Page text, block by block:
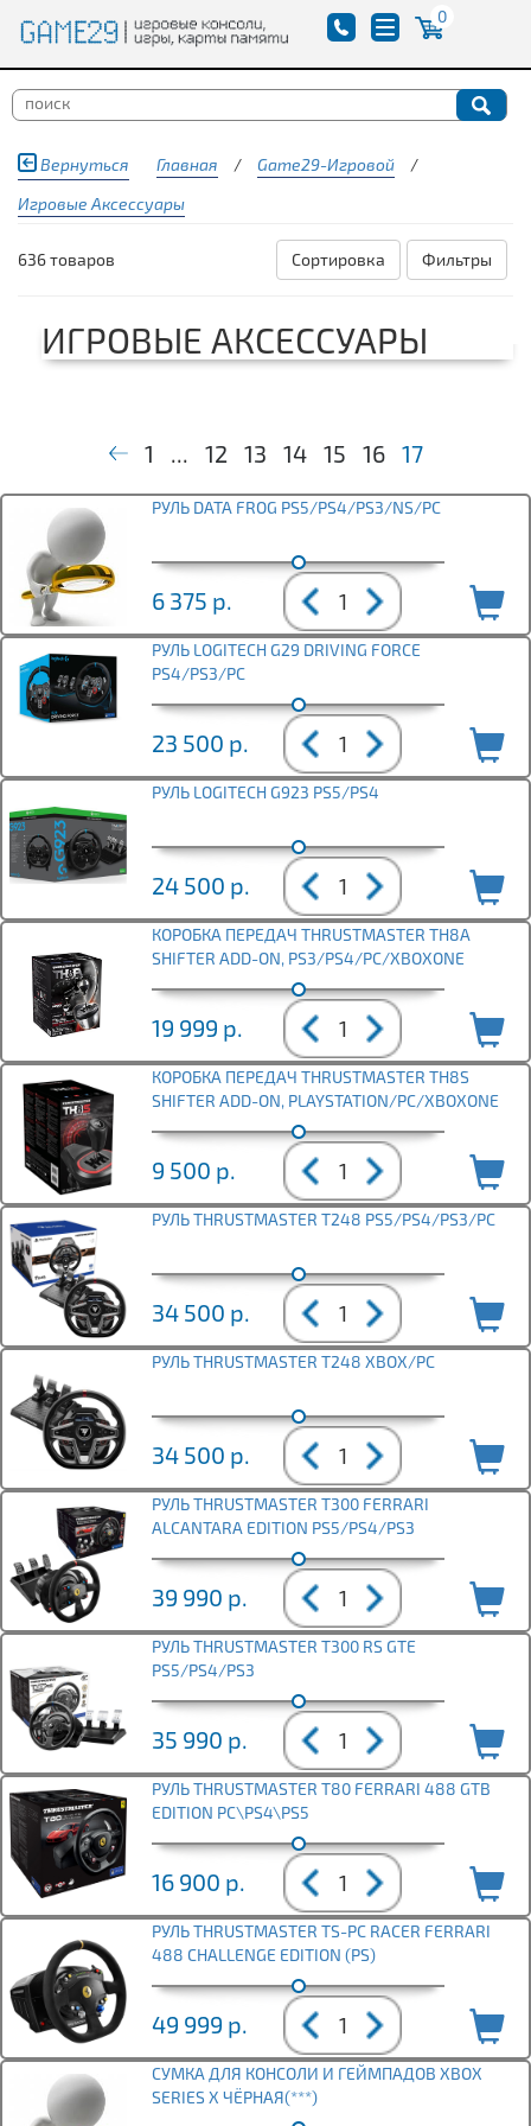
0
Вернуться Главная / Game29-Игровой
/
Игровые Аксессуары
636 товаров Фильтры
Сортировка
ИГРОВЫЕ АКСЕССУАРЫ
1 ... 12 13 14 15 16 17
РУЛЬ DATA FROG PS5/PS4/PS3/NS/PC
6 375 р.
РУЛЬ LOGITECH G29 DRIVING FORCE
PS4/PS3/PC
23 500 р.
РУЛЬ LOGITECH G923 PS5/PS4
24 500 р.
КОРОБКА ПЕРЕДАЧ THRUSTMASTER TH8A
SHIFTER ADD-ON, PS3/PS4/PC/XBOXONE
19 999 р.
КОРОБКА ПЕРЕДАЧ THRUSTMASTER TH8S
SHIFTER ADD-ON, PLAYSTATION/PC/XBOXONE
9 500 р.
РУЛЬ THRUSTMASTER T248 PS5/PS4/PS3/PC
34 500 р.
РУЛЬ THRUSTMASTER T248 XBOX/PC
34 500 р.
РУЛЬ THRUSTMASTER T300 FERRARI
ALCANTARA EDITION PS5/PS4/PS3
39 990 р.
РУЛЬ THRUSTMASTER T300 RS GTE
PS5/PS4/PS3
35 990 р.
РУЛЬ THRUSTMASTER T80 FERRARI 488 GTB
EDITION PC\PS4\PS5
16 900 р.
РУЛЬ THRUSTMASTER TS-PC RACER FERRARI
488 CHALLENGE EDITION (PS)
49 999 р.
СУМКА ДЛЯ КОНСОЛИ И ГЕЙМПАДОВ XBOX
SERIES X ЧЁРНАЯ(***)